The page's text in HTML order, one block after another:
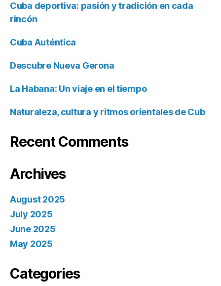
Cuba deportiva: pasión y tradición en cada
rincón
Cuba Auténtica
Descubre Nueva Gerona
La Habana: Un viaje en el tiempo
Naturaleza, cultura y ritmos orientales de Cub
Recent Comments
Archives
August 2025
July 2025
June 2025
May 2025
Categories